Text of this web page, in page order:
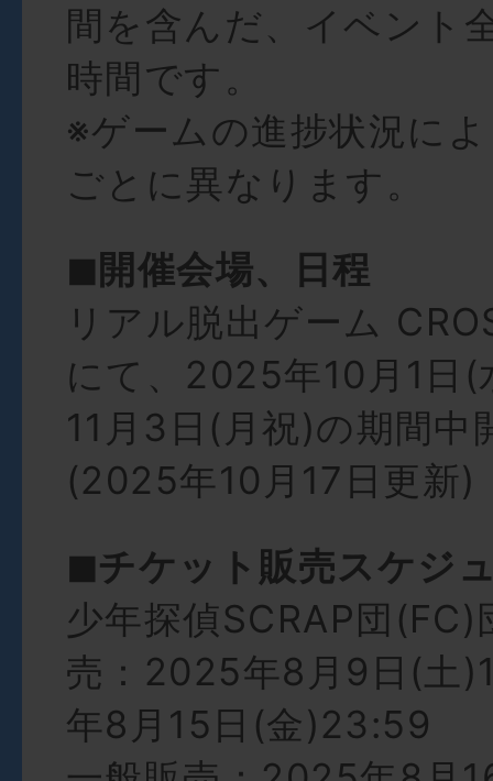
間を含んだ、イベント
時間です。
※ゲームの進捗状況に
ごとに異なります。
◼︎開催会場、日程
リアル脱出ゲーム
にて、2025年10月1日
11月3日(月祝)の期間中
(2025年10月17日更新)
◼︎チケット販売スケジ
少年探偵SCRAP団(FC)
売：2025年8月9日(土
年8月15日(金)23:59